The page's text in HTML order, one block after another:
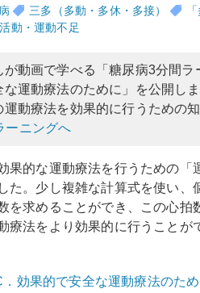
三多（多動・多休・多接）
動・運動不足
動画で学べる「糖尿病3分間ラ
運動療法のために」を公開し
運動療法を効果的に行うための
ーニングへ
果的な運動療法を行うための「
た。少し複雑な計算式を使い、
を求めることができ、この心拍
療法をより効果的に行うことが
．効果的で安全な運動療法のた